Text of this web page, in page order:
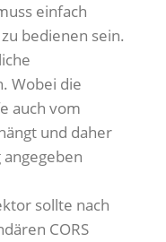
einfach
bedienen sein.
Wobei die
auch vom
und daher
sollte nach
CORS